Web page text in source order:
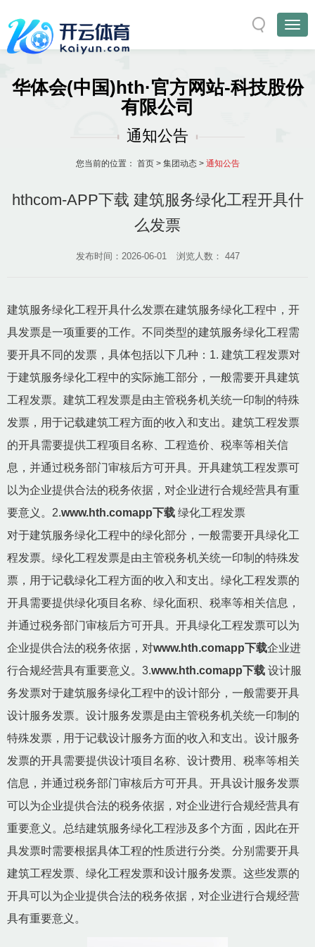
华体会(中国)hth·官方网站-科技股份
有限公司
通知公告
您当前的位置： 首页> 集团动态> 通知公告
hthcom-APP下载 建筑服务绿化工程开具什
么发票
发布时间：2026-06-01 浏览人数： 447
建筑服务绿化工程开具什么发票在建筑服务绿化工程中，开
具发票是一项重要的工作。不同类型的建筑服务绿化工程需
要开具不同的发票，具体包括以下几种：1. 建筑工程发票对
于建筑服务绿化工程中的实际施工部分，一般需要开具建筑
工程发票。建筑工程发票是由主管税务机关统一印制的特殊
发票，用于记载建筑工程方面的收入和支出。建筑工程发票
的开具需要提供工程项目名称、工程造价、税率等相关信
息，并通过税务部门审核后方可开具。开具建筑工程发票可
以为企业提供合法的税务依据，对企业进行合规经营具有重
要意义。2.www.hth.comapp下载 绿化工程发票
对于建筑服务绿化工程中的绿化部分，一般需要开具绿化工
程发票。绿化工程发票是由主管税务机关统一印制的特殊发
票，用于记载绿化工程方面的收入和支出。绿化工程发票的
开具需要提供绿化项目名称、绿化面积、税率等相关信息，
并通过税务部门审核后方可开具。开具绿化工程发票可以为
企业提供合法的税务依据，对www.hth.comapp下载企业进
行合规经营具有重要意义。3.www.hth.comapp下载 设计服
务发票对于建筑服务绿化工程中的设计部分，一般需要开具
设计服务发票。设计服务发票是由主管税务机关统一印制的
特殊发票，用于记载设计服务方面的收入和支出。设计服务
发票的开具需要提供设计项目名称、设计费用、税率等相关
信息，并通过税务部门审核后方可开具。开具设计服务发票
可以为企业提供合法的税务依据，对企业进行合规经营具有
重要意义。总结建筑服务绿化工程涉及多个方面，因此在开
具发票时需要根据具体工程的性质进行分类。分别需要开具
建筑工程发票、绿化工程发票和设计服务发票。这些发票的
开具可以为企业提供合法的税务依据，对企业进行合规经营
具有重要意义。